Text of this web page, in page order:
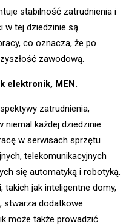
stabilność zatrudnienia i
w tej dziedzinie są
co oznacza, że po
zawodową.
elektronik, MEN.
zatrudnienia,
niemal każdej dziedzinie
w serwisach sprzętu
telekomunikacyjnych
się automatyką i robotyką.
jak inteligentne domy,
stwarza dodatkowe
może także prowadzić